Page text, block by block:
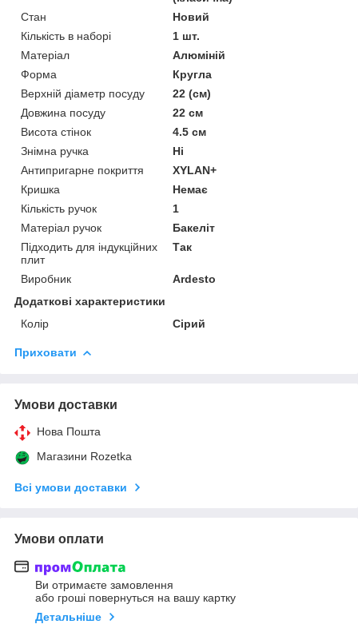
Стан
Новий
Кількість в наборі
1 шт.
Матеріал
Алюміній
Форма
Кругла
Верхній діаметр посуду
22 (см)
Довжина посуду
22 см
Висота стінок
4.5 см
Знімна ручка
Ні
Антипригарне покриття
XYLAN+
Кришка
Немає
Кількість ручок
1
Матеріал ручок
Бакеліт
Підходить для індукційних
плит
Так
Виробник
Ardesto
Додаткові характеристики
Колір
Сірий
Приховати
Умови доставки
Нова Пошта
Магазини Rozetka
Всі умови доставки
Умови оплати
Ви отримаєте замовлення
або гроші повернуться на вашу картку
Детальніше